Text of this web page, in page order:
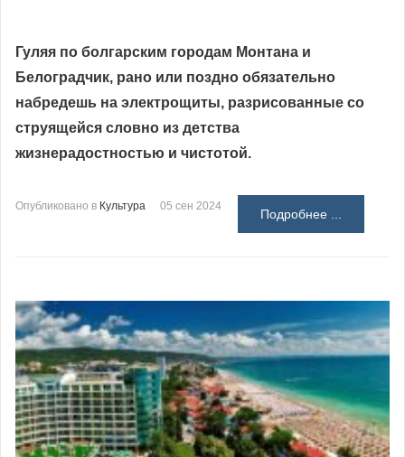
Гуляя по болгарским городам Монтана и
Белоградчик, рано или поздно обязательно
набредешь на электрощиты, разрисованные со
струящейся словно из детства
жизнерадостностью и чистотой.
Опубликовано в Культура 05 сен 2024
Подробнее ...